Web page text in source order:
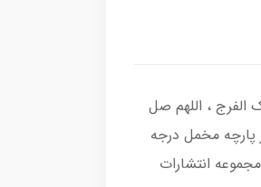
الفرج ، اللهم صل
مخمل درجه
انتشارات